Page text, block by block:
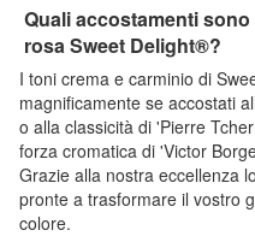
Quali accostamenti
rosa Sweet Delight®?
I toni crema e carminio di
magnificamente se accostati
o alla classicità di 'Pierre
forza cromatica di 'Victor
Grazie alla nostra eccellenza
pronte a trasformare il vostro
colore.